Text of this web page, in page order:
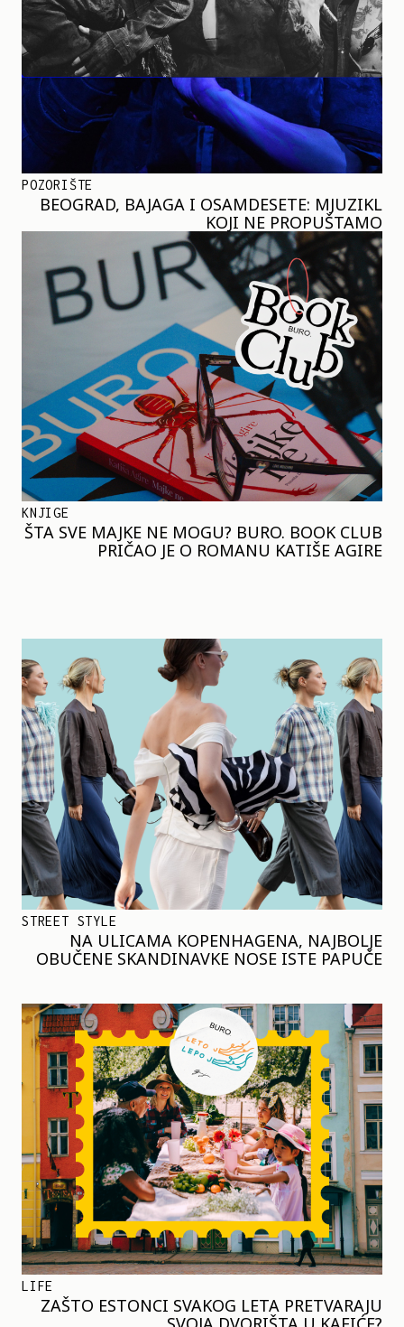
POZORIŠTE
BEOGRAD, BAJAGA I OSAMDESETE: MJUZIKL
KOJI NE PROPUŠTAMO
KNJIGE
ŠTA SVE MAJKE NE MOGU? BURO. BOOK CLUB
PRIČAO JE O ROMANU KATIŠE AGIRE
STREET STYLE
NA ULICAMA KOPENHAGENA, NAJBOLJE
OBUČENE SKANDINAVKE NOSE ISTE PAPUČE
LIFE
ZAŠTO ESTONCI SVAKOG LETA PRETVARAJU